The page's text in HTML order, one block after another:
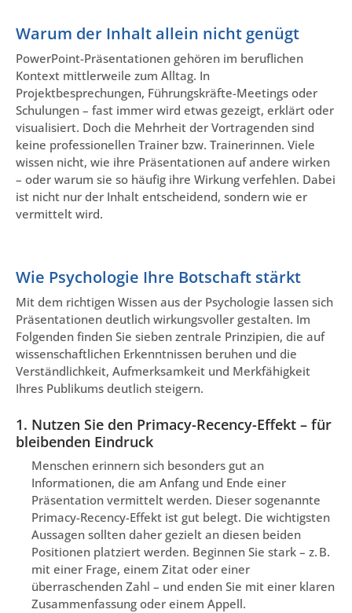
Warum der Inhalt allein nicht genügt
PowerPoint-Präsentationen gehören im beruflichen
Kontext mittlerweile zum Alltag. In
Projektbesprechungen, Führungskräfte-Meetings oder
Schulungen – fast immer wird etwas gezeigt, erklärt oder
visualisiert. Doch die Mehrheit der Vortragenden sind
keine professionellen Trainer bzw. Trainerinnen. Viele
wissen nicht, wie ihre Präsentationen auf andere wirken
– oder warum sie so häufig ihre Wirkung verfehlen. Dabei
ist nicht nur der Inhalt entscheidend, sondern wie er
vermittelt wird.
Wie Psychologie Ihre Botschaft stärkt
Mit dem richtigen Wissen aus der Psychologie lassen sich
Präsentationen deutlich wirkungsvoller gestalten. Im
Folgenden finden Sie sieben zentrale Prinzipien, die auf
wissenschaftlichen Erkenntnissen beruhen und die
Verständlichkeit, Aufmerksamkeit und Merkfähigkeit
Ihres Publikums deutlich steigern.
1. Nutzen Sie den Primacy-Recency-Effekt – für
bleibenden Eindruck
Menschen erinnern sich besonders gut an
Informationen, die am Anfang und Ende einer
Präsentation vermittelt werden. Dieser sogenannte
Primacy-Recency-Effekt ist gut belegt. Die wichtigsten
Aussagen sollten daher gezielt an diesen beiden
Positionen platziert werden. Beginnen Sie stark – z. B.
mit einer Frage, einem Zitat oder einer
überraschenden Zahl – und enden Sie mit einer klaren
Zusammenfassung oder einem Appell.